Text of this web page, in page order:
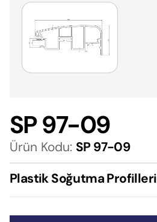
SP 97-09
Ürün Kodu: SP 97-09
Plastik Soğutma Profilleri